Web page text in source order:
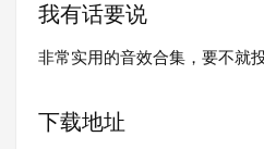
我有话要说
非常实用的音效合集，要不就
下载地址